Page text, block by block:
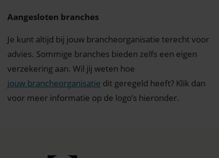
Aangesloten branches
Je kunt altijd bij jouw brancheorganisatie terecht voor
advies. Sommige branches bieden zelfs een eigen
verzekering aan. Wil jij weten hoe
jouw brancheorganisatie dit geregeld heeft? Klik dan
voor meer informatie op de logo’s hieronder.